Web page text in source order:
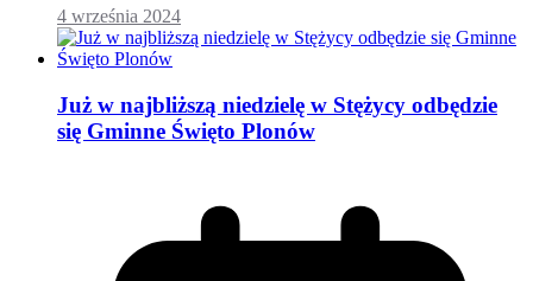
4 września 2024
Już w najbliższą niedzielę w Stężycy odbędzie
się Gminne Święto Plonów